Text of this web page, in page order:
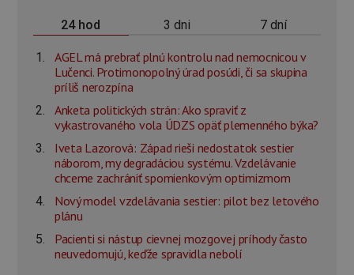
24 hod 3 dni 7 dní
AGEL má prebrať plnú kontrolu nad nemocnicou v
Lučenci. Protimonopolný úrad posúdi, či sa skupina
príliš nerozpína
Anketa politických strán: Ako spraviť z
vykastrovaného vola ÚDZS opäť plemenného býka?
Iveta Lazorová: Západ rieši nedostatok sestier
náborom, my degradáciou systému. Vzdelávanie
chceme zachrániť spomienkovým optimizmom
Nový model vzdelávania sestier: pilot bez letového
plánu
Pacienti si nástup cievnej mozgovej príhody často
neuvedomujú, keďže spravidla nebolí